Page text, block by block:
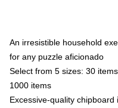
An irresistible household
for any puzzle aficionado
Select from 5 sizes: 30
1000 items
Excessive-quality